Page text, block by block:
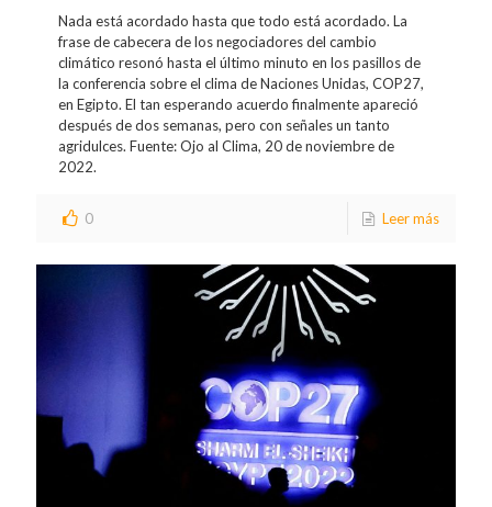
Nada está acordado hasta que todo está acordado. La
frase de cabecera de los negociadores del cambio
climático resonó hasta el último minuto en los pasillos de
la conferencia sobre el clima de Naciones Unidas, COP27,
en Egipto. El tan esperando acuerdo finalmente apareció
después de dos semanas, pero con señales un tanto
agridulces. Fuente: Ojo al Clima, 20 de noviembre de
2022.
0 Leer más